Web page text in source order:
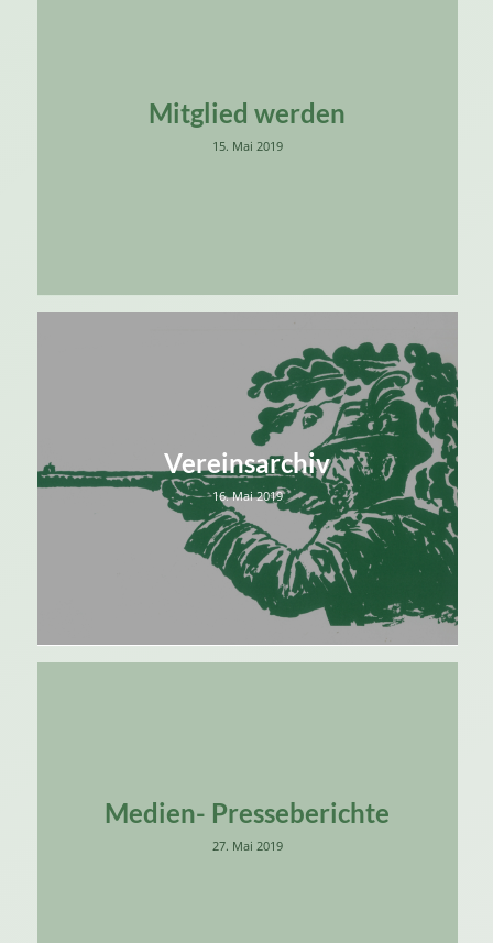
Mitglied werden
15. Mai 2019
Vereinsarchiv
16. Mai 2019
Medien- Presseberichte
27. Mai 2019